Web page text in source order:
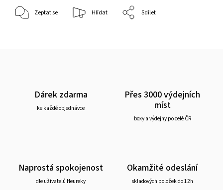
Zeptat se Hlídat Sdílet
Dárek zdarma
ke každé objednávce
Přes 3000 výdejních
míst
boxy a výdejny po celé ČR
Naprostá spokojenost
dle uživatelů Heureky
Okamžité odeslání
skladových položek do 12h